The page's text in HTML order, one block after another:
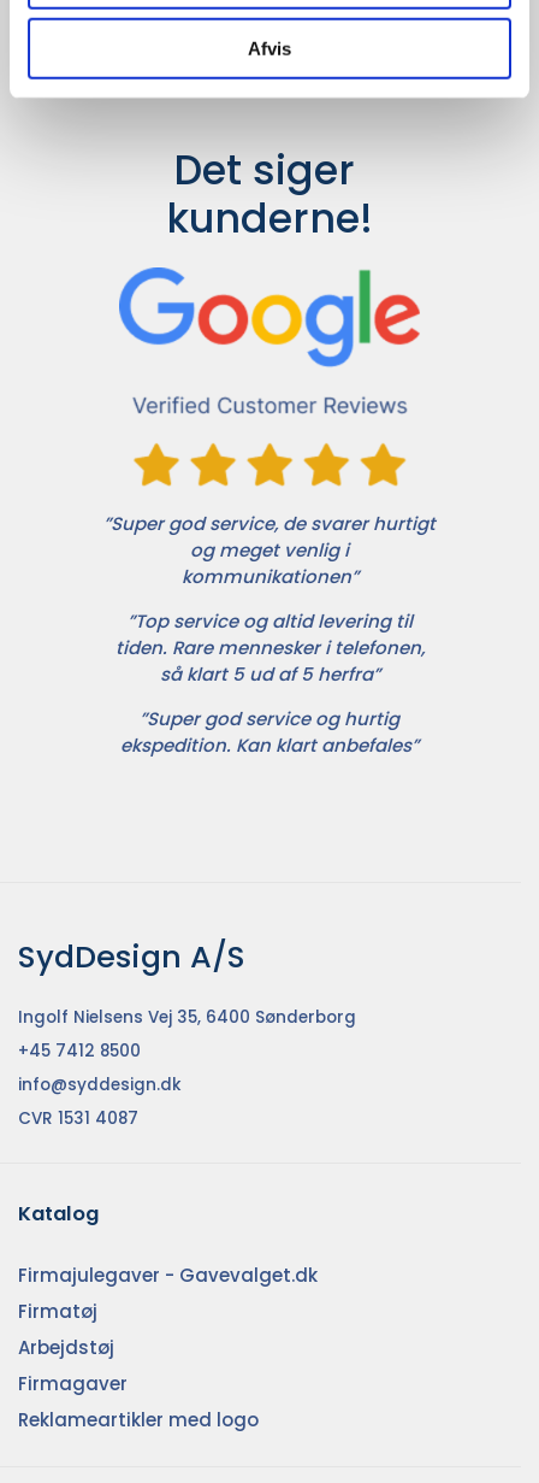
Afvis
Det siger
kunderne!
”Super god service, de svarer hurtigt
og meget venlig i
kommunikationen”
”Top service og altid levering til
tiden. Rare mennesker i telefonen,
så klart 5 ud af 5 herfra”
”Super god service og hurtig
ekspedition. Kan klart anbefales”
SydDesign A/S
Ingolf Nielsens Vej 35, 6400 Sønderborg
+45 7412 8500
info@syddesign.dk
CVR 1531 4087
Katalog
Firmajulegaver - Gavevalget.dk
Firmatøj
Arbejdstøj
Firmagaver
Reklameartikler med logo